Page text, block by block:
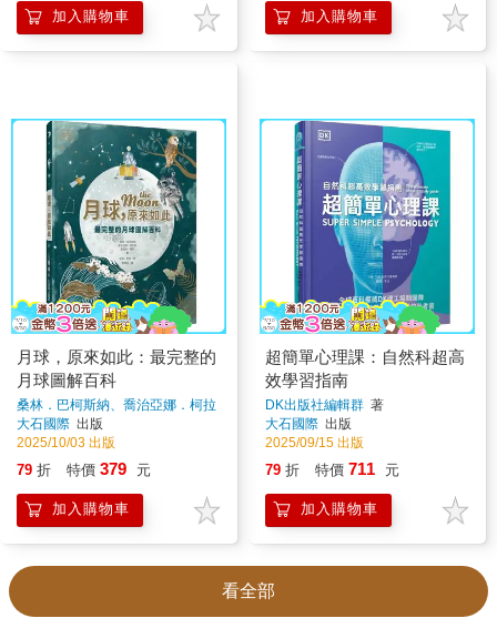
加入購物車 加入購物車
月球，原來如此：最完整的
月球圖解百科
桑林．巴柯斯納、喬治亞娜．柯拉
默、潘蜜拉．蓋伊
大石國際 出版
2025/10/03 出版
79 折 特價 379 元
加入購物車
超簡單心理課：自然科超高
效學習指南
DK出版社編輯群 著
大石國際 出版
2025/09/15 出版
79 折 特價 711 元
加入購物車
看全部